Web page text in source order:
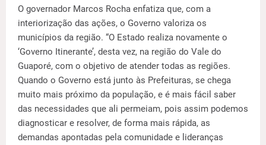
O governador Marcos Rocha enfatiza que, com a
interiorização das ações, o Governo valoriza os
municípios da região. “O Estado realiza novamente o
‘Governo Itinerante’, desta vez, na região do Vale do
Guaporé, com o objetivo de atender todas as regiões.
Quando o Governo está junto às Prefeituras, se chega
muito mais próximo da população, e é mais fácil saber
das necessidades que ali permeiam, pois assim podemos
diagnosticar e resolver, de forma mais rápida, as
demandas apontadas pela comunidade e lideranças